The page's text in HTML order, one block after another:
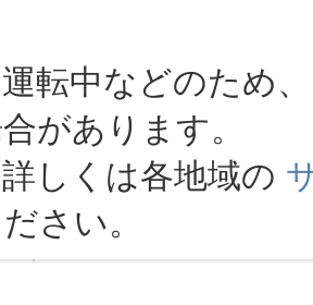
転中などのため
があります。
しくは各地域の
ださい。